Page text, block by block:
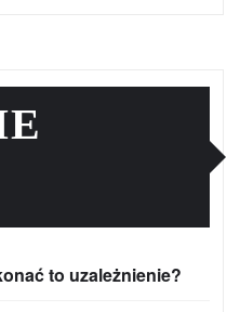
to uzależnienie?